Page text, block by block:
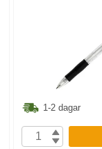
1-2 dagar